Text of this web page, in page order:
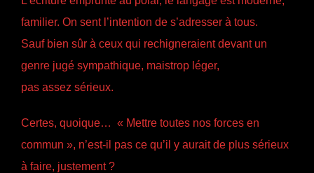
familier. On sent l’intention de s’adresser à tous.
Sauf bien sûr à ceux qui rechigneraient devant un
genre jugé sympathique, maistrop léger,
pas assez sérieux.
Certes, quoique… « Mettre toutes nos forces en
commun », n’est-il pas ce qu’il y aurait de plus sérieux
à faire, justement ?